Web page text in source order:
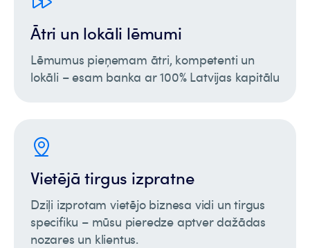
Ātri un lokāli lēmumi
Lēmumus pieņemam ātri, kompetenti un
lokāli – esam banka ar 100% Latvijas kapitālu
Vietējā tirgus izpratne
Dziļi izprotam vietējo biznesa vidi un tirgus
specifiku – mūsu pieredze aptver dažādas
nozares un klientus.